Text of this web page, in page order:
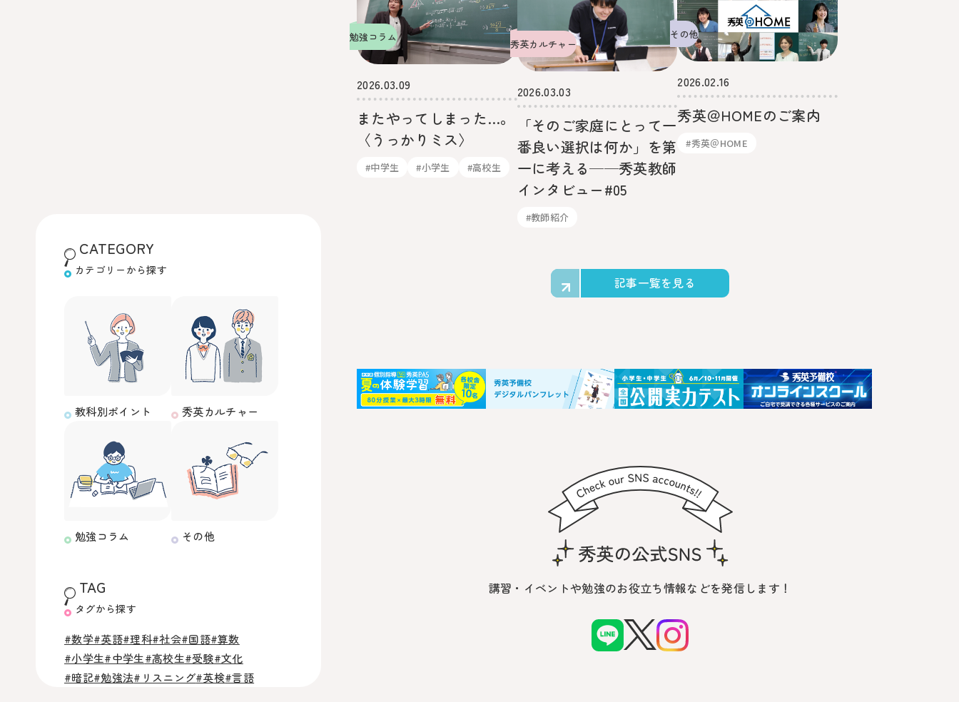
CATEGORY
カテゴリーから探す
教科別ポイント 秀英カルチャー
勉強コラム その他
TAG
タグから探す
#数学#英語#理科#社会#国語#算数
#小学生#中学生#高校生#受験#文化
#暗記#勉強法#リスニング#英検#言語
勉強コラム
2026.03.09
またやってしまった…。
〈うっかりミス〉
#中学生 #小学生 #高校生
秀英カルチャー
2026.03.03
「そのご家庭にとって一
番良い選択は何か」を第
一に考える──秀英教師
インタビュー#05
#教師紹介
その他
2026.02.16
秀英＠HOMEのご案内
#秀英＠HOME
記事一覧を見る
講習・イベントや勉強のお役立ち情報などを発信します！